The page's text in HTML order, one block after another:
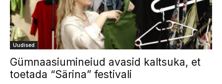
Uudised
Gümnaasiumineiud avasid kaltsuka, et
toetada “Särina” festivali